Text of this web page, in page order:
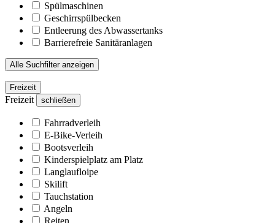
Spülmaschinen
Geschirrspülbecken
Entleerung des Abwassertanks
Barrierefreie Sanitäranlagen
Alle Suchfilter anzeigen
Freizeit
Freizeit schließen
Fahrradverleih
E-Bike-Verleih
Bootsverleih
Kinderspielplatz am Platz
Langlaufloipe
Skilift
Tauchstation
Angeln